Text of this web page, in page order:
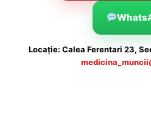
Locație: Calea Ferentari 23,